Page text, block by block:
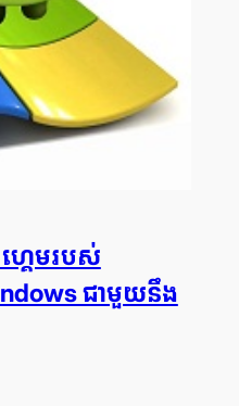
គេម​របស់
ជាមួយ​នឹង